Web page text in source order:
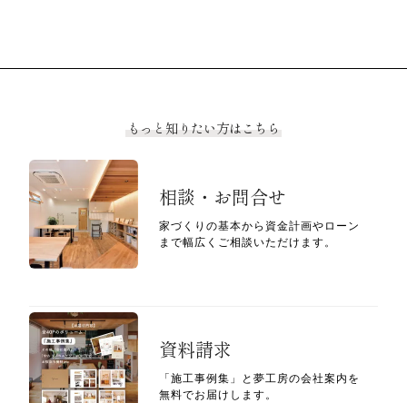
もっと知りたい方はこちら
相談・お問合せ
家づくりの基本から資金計画やローン
まで幅広くご相談いただけます。
資料請求
「施工事例集」と夢工房の会社案内を
無料でお届けします。